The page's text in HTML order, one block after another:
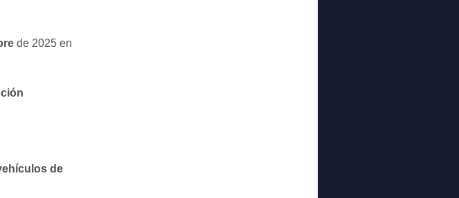
de 2025 en
de